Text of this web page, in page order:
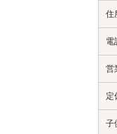
住
電
営
定
子